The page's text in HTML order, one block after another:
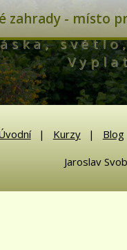
zahrady - místo
Kurzy Blog
Jaroslav